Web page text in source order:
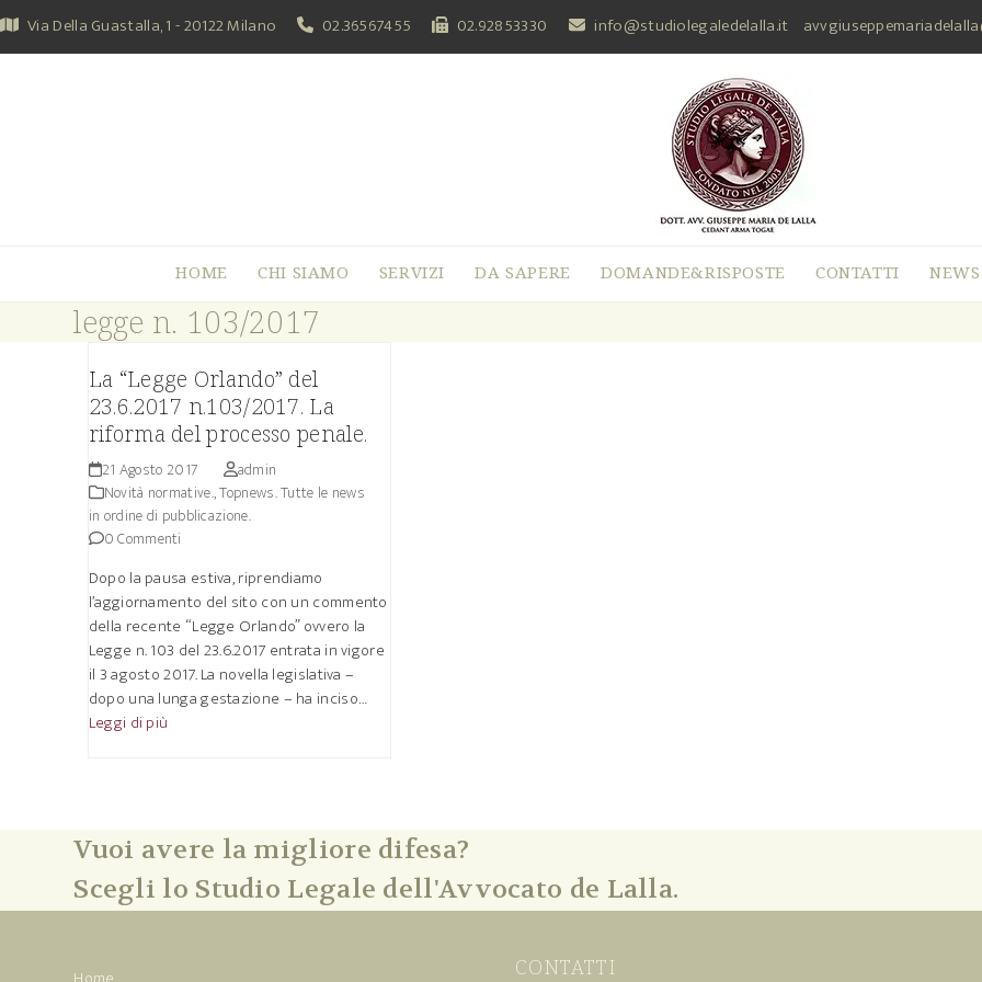
Skip
to
content
Via Della Guastalla, 1 - 20122 Milano 02.36567455 02.92853330 info@studiolegaledelalla.it
HOME CHI SIAMO SERVIZI DA SAPERE DOMANDE&RISPOSTE CONTATTI NEWS
legge n. 103/2017
La “Legge Orlando” del
23.6.2017 n.103/2017. La
riforma del processo penale.
21 Agosto 2017
admin
Novità normative.,Topnews. Tutte le news
in ordine di pubblicazione.
0 Commenti
Dopo la pausa estiva, riprendiamo
l’aggiornamento del sito con un commento
della recente “Legge Orlando” ovvero la
Legge n. 103 del 23.6.2017 entrata in vigore
il 3 agosto 2017. La novella legislativa –
dopo una lunga gestazione – ha inciso…
Leggi di più
Vuoi avere la migliore difesa?
Scegli lo Studio Legale dell'Avvocato de Lalla.
CONTATTI